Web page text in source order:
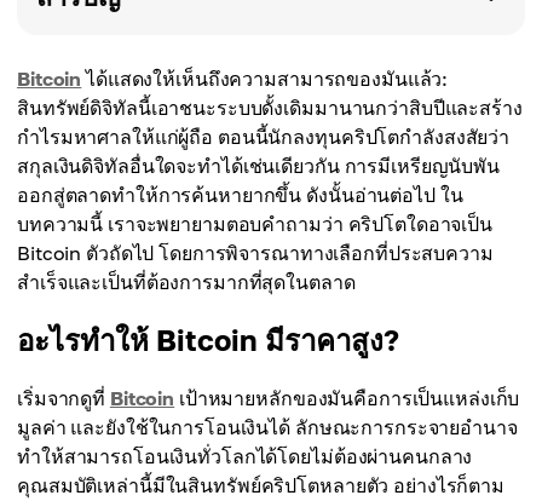
Bitcoin ได้แสดงให้เห็นถึงความสามารถของมันแล้ว:
สินทรัพย์ดิจิทัลนี้เอาชนะระบบดั้งเดิมมานานกว่าสิบปีและสร้าง
กำไรมหาศาลให้แก่ผู้ถือ ตอนนี้นักลงทุนคริปโตกำลังสงสัยว่า
สกุลเงินดิจิทัลอื่นใดจะทำได้เช่นเดียวกัน การมีเหรียญนับพัน
ออกสู่ตลาดทำให้การค้นหายากขึ้น ดังนั้นอ่านต่อไป ใน
บทความนี้ เราจะพยายามตอบคำถามว่า คริปโตใดอาจเป็น
Bitcoin ตัวถัดไป โดยการพิจารณาทางเลือกที่ประสบความ
สำเร็จและเป็นที่ต้องการมากที่สุดในตลาด
อะไรทำให้ Bitcoin มีราคาสูง?
เริ่มจากดูที่ Bitcoin เป้าหมายหลักของมันคือการเป็นแหล่งเก็บ
มูลค่า และยังใช้ในการโอนเงินได้ ลักษณะการกระจายอำนาจ
ทำให้สามารถโอนเงินทั่วโลกได้โดยไม่ต้องผ่านคนกลาง
คุณสมบัติเหล่านี้มีในสินทรัพย์คริปโตหลายตัว อย่างไรก็ตาม